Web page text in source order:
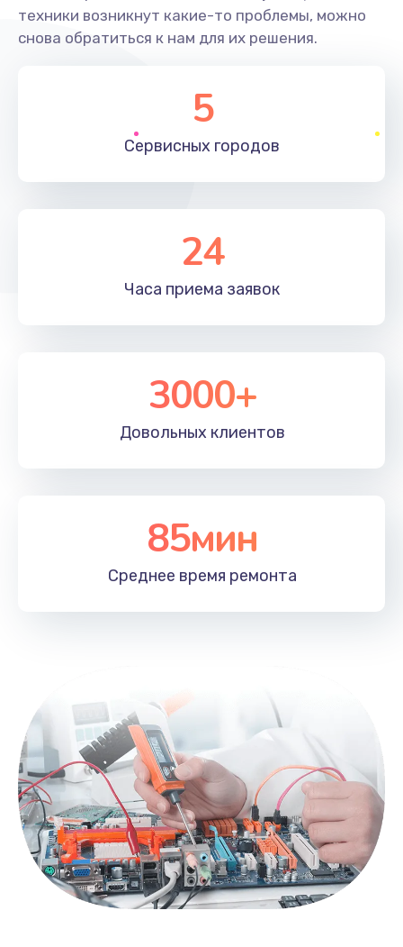
техники возникнут какие-то проблемы, можно
снова обратиться к нам для их решения.
5
Сервисных городов
24
Часа приема заявок
3000+
Довольных клиентов
85мин
Среднее время ремонта